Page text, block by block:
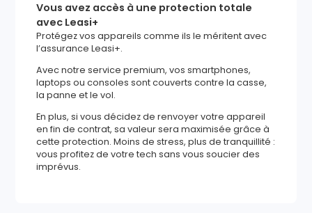
Vous avez accès à une protection totale
avec Leasi+
Protégez vos appareils comme ils le méritent avec
l’assurance Leasi+.
Avec notre service premium, vos smartphones,
laptops ou consoles sont couverts contre la casse,
la panne et le vol.
En plus, si vous décidez de renvoyer votre appareil
en fin de contrat, sa valeur sera maximisée grâce à
cette protection. Moins de stress, plus de tranquillité :
vous profitez de votre tech sans vous soucier des
imprévus.